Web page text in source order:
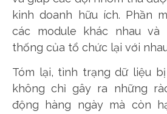
kinh doanh hữu ích. Phần
các module khác nhau
thống của tổ chức lại với
Tóm lại, tình trạng dữ liệu
không chỉ gây ra những
động hàng ngày mà còn